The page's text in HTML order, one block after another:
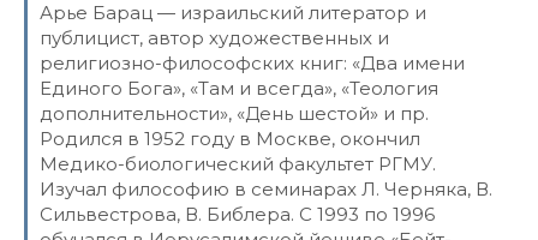
Арье Барац — израильский литератор и
публицист, автор художественных и
религиозно-философских книг: «Два имени
Единого Бога», «Там и всегда», «Теология
дополнительности», «День шестой» и пр.
Родился в 1952 году в Москве, окончил
Медико-биологический факультет РГМУ.
Изучал философию в семинарах Л. Черняка, В.
Сильвестрова, В. Библера. С 1993 по 1996